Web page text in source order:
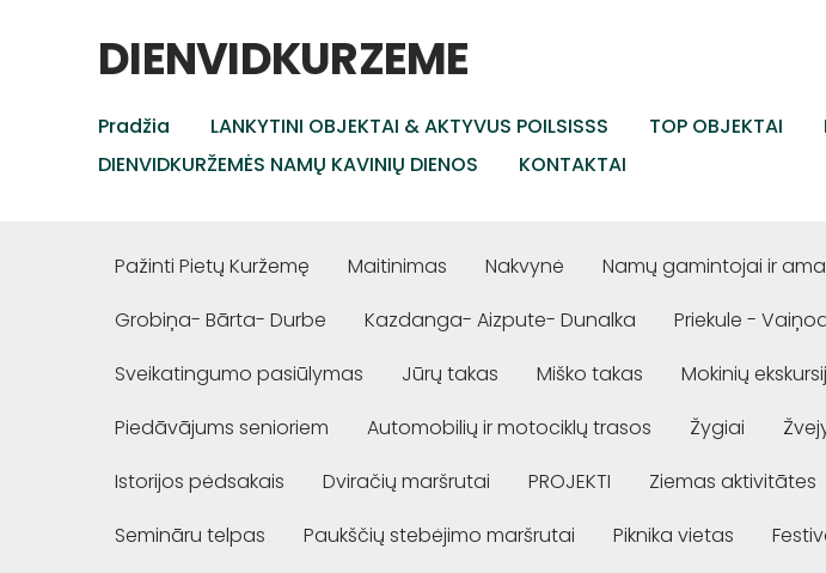
DIENVIDKURZEME
Pradžia LANKYTINI OBJEKTAI & AKTYVUS POILSISSS TOP OBJEKTAI
DIENVIDKURŽEMĖS NAMŲ KAVINIŲ DIENOS
KONTAKTAI
Pažinti Pietų Kuržemę Maitinimas Nakvynė Namų gamintojai ir
Grobiņa- Bārta- Durbe
Kazdanga- Aizpute- Dunalka Priekule -
Sveikatingumo pasiūlymas
Jūrų takas Miško takas Mokinių
Piedāvājums senioriem
Automobilių ir motociklų trasos Žygiai
Istorijos pėdsakais
Dviračių maršrutai PROJEKTI Ziemas aktivitātes
Semināru telpas
Paukščių stebėjimo maršrutai Piknika vietas